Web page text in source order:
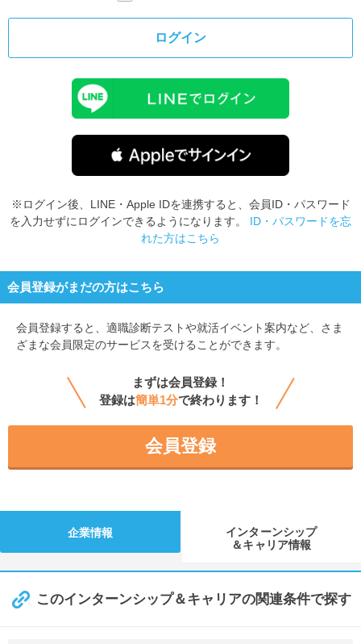
ログイン
※ログイン後、LINE・Apple IDを連携すると、会員ID・パスワード
を入力せずにログインできるようになります。 ID・パスワードを忘
れた方はこちら
会員登録がまだの方はこちら
会員登録すると、 適職診断テストや就活イベント案内など、さま
ざまな会員限定のサービスを受けることができます。
まずは会員登録！
登録は簡単1分で終わります！
会員登録
企業情報
インターンシップ
＆キャリア情報
このインターンシップ＆キャリアの関連条件で探す